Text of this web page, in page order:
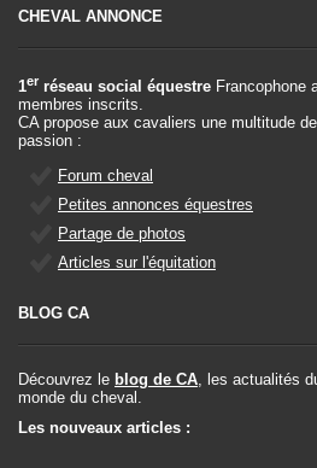
CHEVAL ANNONCE
1er réseau social équestre Francophone
membres inscrits.
CA propose aux cavaliers une multitude de
passion :
Forum cheval
Petites annonces équestres
Partage de photos
Articles sur l'équitation
BLOG CA
Découvrez le blog de CA, les actualités
monde du cheval.
Les nouveaux articles :